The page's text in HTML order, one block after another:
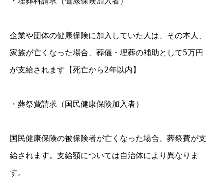
企業や団体の健康保険に加入していた人は、その本人、
家族が亡くなった場合、葬儀・埋葬の補助として5万円
が支給されます【死亡から2年以内】
・葬祭費請求（国民健康保険加入者）
国民健康保険の被保険者が亡くなった場合、葬祭費が支
給されます。支給額については自治体により異なりま
す。